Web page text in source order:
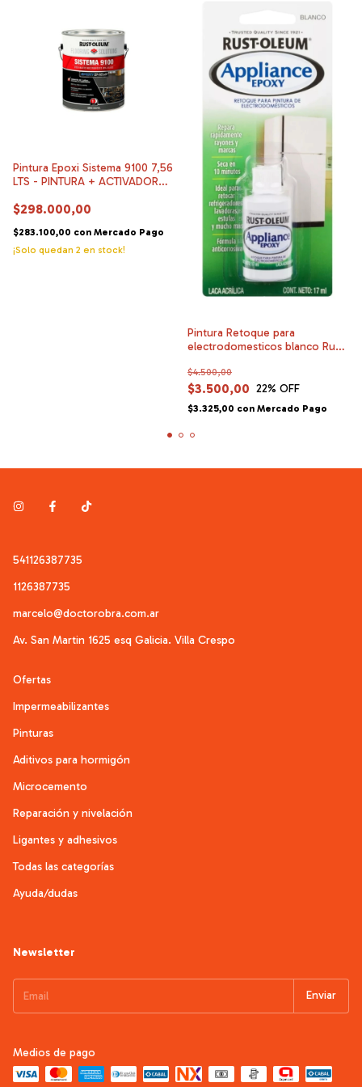
Pintura Epoxi Sistema 9100 7,56
LTS - PINTURA + ACTIVADOR
$298.000,00
$283.100,00 con Mercado Pago
¡Solo quedan 2 en stock!
Pintura Retoque para
electrodomesticos blanco Rust
$3.500,00
$4.500,00
22% OFF
$3.325,00 con Mercado Pago
541126387735
1126387735
marcelo@doctorobra.com.ar
Av. San Martin 1625 esq Galicia. Villa Crespo
Ofertas
Impermeabilizantes
Pinturas
Aditivos para hormigón
Microcemento
Reparación y nivelación
Ligantes y adhesivos
Todas las categorías
Ayuda/dudas
Newsletter
Medios de pago